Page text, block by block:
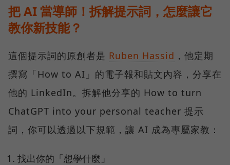
把 AI 當導師！拆解提示詞，怎麼讓它
教你新技能？
這個提示詞的原創者是 Ruben Hassid ，他定期
撰寫「How to AI」的電子報和貼文內容，分享在
他的 LinkedIn。拆解他分享的 How to turn
ChatGPT into your personal teacher 提示
詞，你可以透過以下規範，讓 AI 成為專屬家教：
找出你的「想學什麼」